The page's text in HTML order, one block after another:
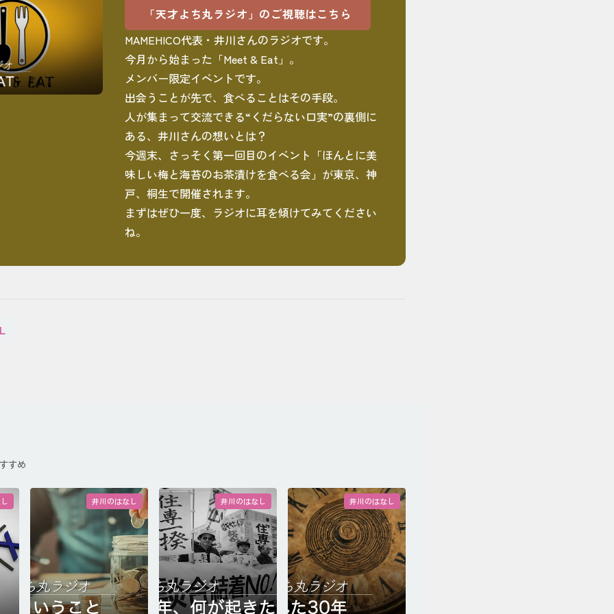
「天才よち丸ラジオ」のご視聴はこちら
MAMEHICO代表・井川さんのラジオです。
今月から始まった「Meet & Eat」。
メンバー限定イベントです。
出会うことが先で、食べることはその手段。
人が集まって交流できる“くだらない口実”の裏側に
ある、井川さんの想いとは？
今週末、さっそく第一回目のイベント「ほんとに美
味しい梅と海苔のお茶漬けを食べる会」が東京、神
戸、桐生で開催されます。
まずはぜひ一度、ラジオに耳を傾けてみてください
ね。
L
すめ
井川のはなし 井川のはなし 井川のはなし